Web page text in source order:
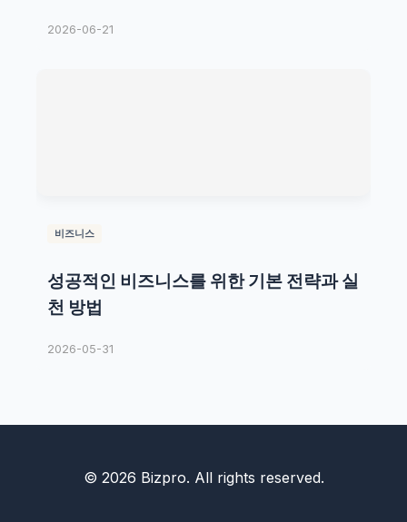
2026-06-21
비즈니스
성공적인 비즈니스를 위한 기본 전략과 실
천 방법
2026-05-31
© 2026 Bizpro. All rights reserved.